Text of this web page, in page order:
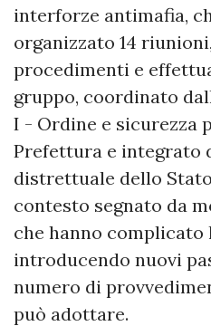
interforze antimafia,
organizzato 14
procedimenti e
gruppo, coordinato
I - Ordine e sicurezza
Prefettura e integrato
distrettuale dello
contesto segnato da
che hanno complicato
introducendo nuovi
numero di
può adottare.